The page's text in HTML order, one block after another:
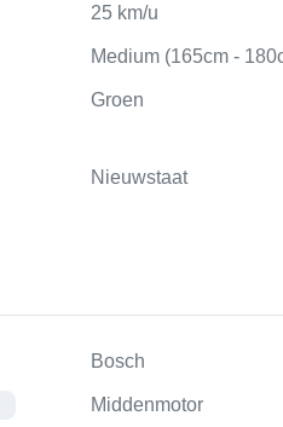
25 km/u
Medium (165cm -
Groen
Nieuwstaat
Bosch
Middenmotor